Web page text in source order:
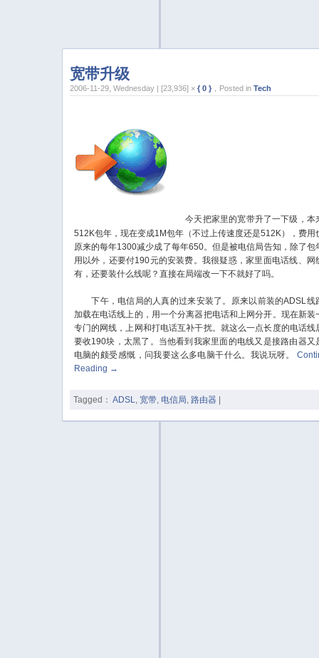
宽带升级
2006-11-29, Wednesday | [23,936] ×{ 0 } ，Posted inTech
今天把家里的宽带升了一下级，本
512K包年，现在变成1M包年（不过上传速度还是512K），费用
原来的每年1300减少成了每年650。但是被电信局告知，除了包
用以外，还要付190元的安装费。我很疑惑，家里面电话线、网
有，还要装什么线呢？直接在局端改一下不就好了吗。
下午，电信局的人真的过来安装了。原来以前装的ADSL线
加载在电话线上的，用一个分离器把电话和上网分开。现在新装
专门的网线，上网和打电话互补干扰。就这么一点长度的电话线
要收190块，太黑了。当他看到我家里面的电线又是接路由器又
电脑的颇受感慨，问我要这么多电脑干什么。我说玩呀。
Reading →
Tagged： ADSL 宽带 电信局 ,路由器 |